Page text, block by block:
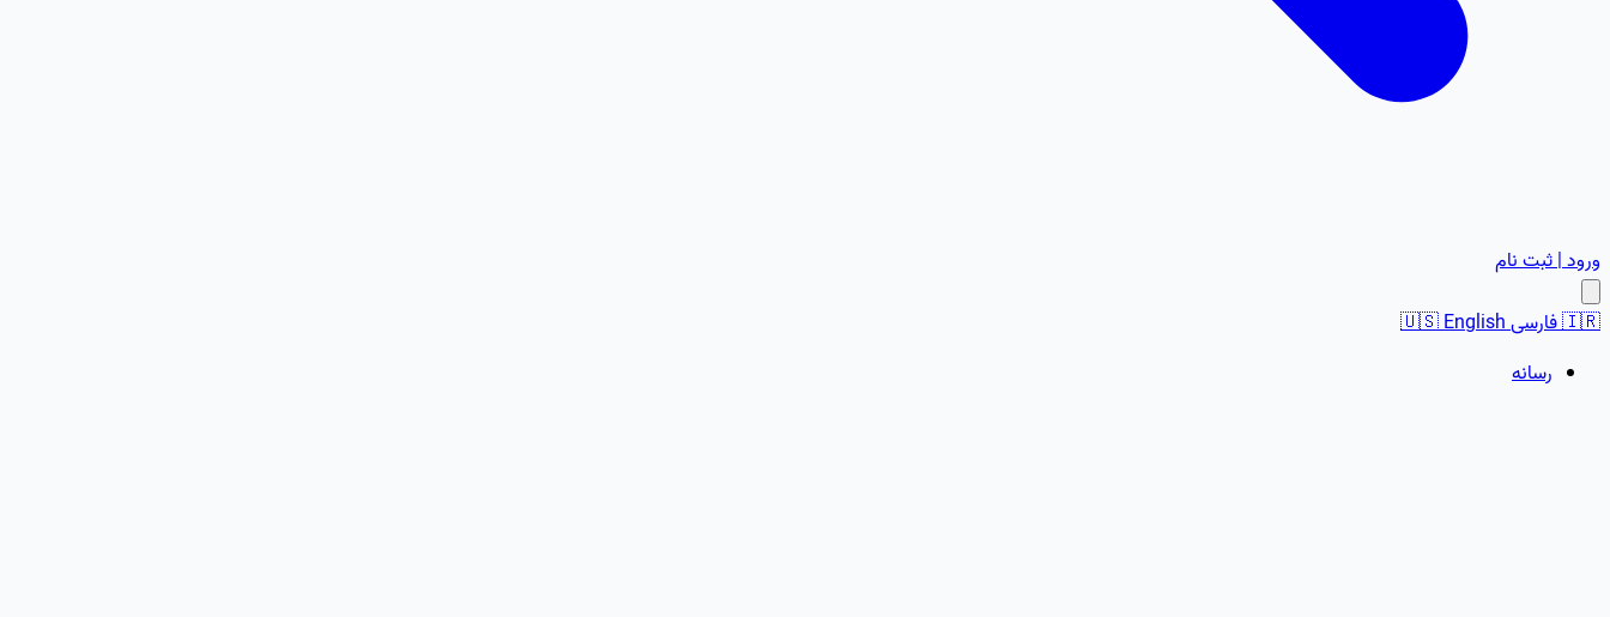
ورود | ثبت نام
🇮🇷فارسی 🇺🇸English
رسانه